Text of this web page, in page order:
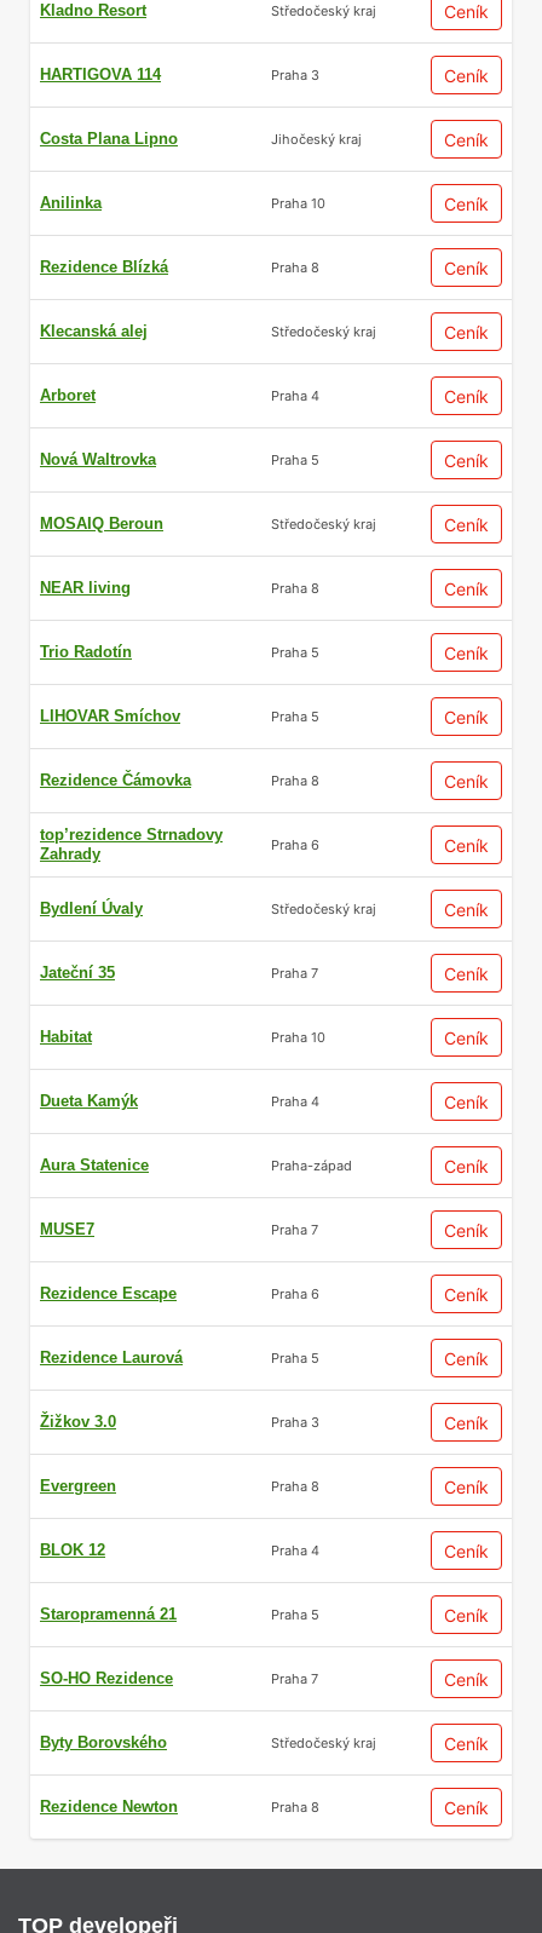
Kladno Resort Středočeský kraj Ceník
HARTIGOVA 114 Praha 3 Ceník
Costa Plana Lipno Jihočeský kraj Ceník
Anilinka Praha 10 Ceník
Rezidence Blízká Praha 8 Ceník
Klecanská alej Středočeský kraj Ceník
Arboret Praha 4 Ceník
Nová Waltrovka Praha 5 Ceník
MOSAIQ Beroun Středočeský kraj Ceník
NEAR living Praha 8 Ceník
Trio Radotín Praha 5 Ceník
LIHOVAR Smíchov Praha 5 Ceník
Rezidence Čámovka Praha 8 Ceník
top’rezidence Strnadovy
Zahrady
Praha 6 Ceník
Bydlení Úvaly Středočeský kraj Ceník
Jateční 35 Praha 7 Ceník
Habitat Praha 10 Ceník
Dueta Kamýk Praha 4 Ceník
Aura Statenice Praha-západ Ceník
MUSE7 Praha 7 Ceník
Rezidence Escape Praha 6 Ceník
Rezidence Laurová Praha 5 Ceník
Žižkov 3.0 Praha 3 Ceník
Evergreen Praha 8 Ceník
BLOK 12 Praha 4 Ceník
Staropramenná 21 Praha 5 Ceník
SO-HO Rezidence Praha 7 Ceník
Byty Borovského Středočeský kraj Ceník
Rezidence Newton Praha 8 Ceník
TOP developeři